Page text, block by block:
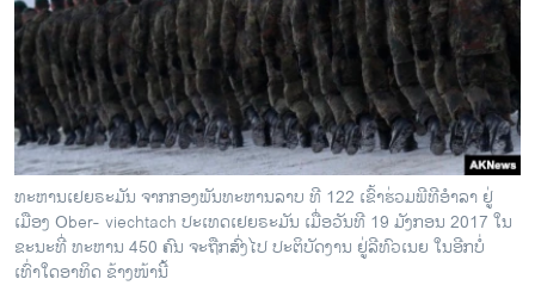
ທະຫານເຢຍຣະມັນ ຈາກກອງພັນທະຫານລາບ ທີ 122 ເຂົ້າຮ່ວມພີທີອຳລາ ຢູ່
ເມືອງ Ober- viechtach ປະເທດເຢຍຣະມັນ ເມື່ອວັນທີ 19 ມັງກອນ 2017 ໃນ
ຂະນະທີ່ ທະຫານ 450 ຄົນ ຈະຖືກສົ່ງໄປ ປະຕິບັດງານ ຢູ່ລີທົວເນຍ ໃນອີກບໍ່
ເທົ່າໃດອາທິດ ຂ້າງໜ້ານີ້